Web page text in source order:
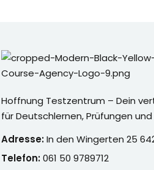
Hoffnung Testzentrum – Dein
für Deutschlernen, Prüfungen und
Adresse:In den Wingerten 25
Telefon:061 50 9789712